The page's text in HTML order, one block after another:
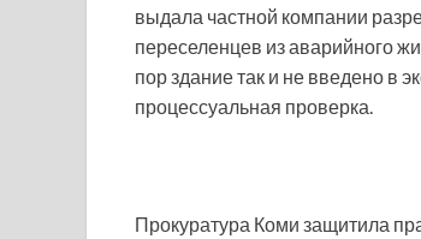
выдала частной компании
переселенцев из аварийного
пор здание так и не введено в
процессуальная проверка.
Прокуратура Коми защитила